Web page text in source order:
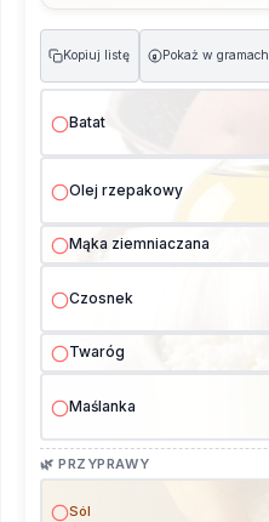
Kopiuj listę g Pokaż w gramach
Batat
Olej rzepakowy
Mąka ziemniaczana
Czosnek
Twaróg
Maślanka
🌿 PRZYPRAWY
Sól